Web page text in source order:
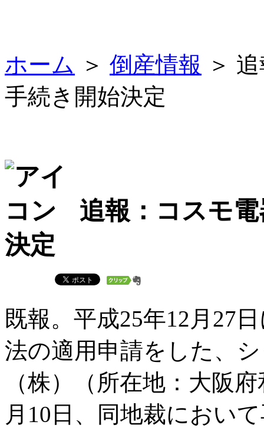
ホーム ＞ 倒産情報 ＞
手続き開始決定
追報：コスモ
決定
既報。平成25年12月27
法の適用申請をした、
（株）（所在地：大阪
月10日、同地裁におい